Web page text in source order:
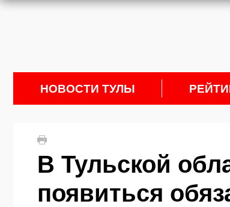
НОВОСТИ ТУЛЫ
В Тульской
появиться